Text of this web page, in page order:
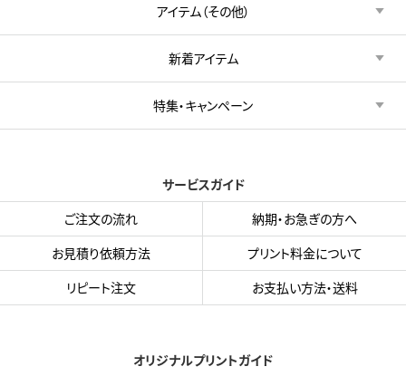
アイテム（その他）
新着アイテム
特集・キャンペーン
サービスガイド
ご注文の流れ
納期・お急ぎの方へ
お見積り依頼方法
プリント料金について
リピート注文
お支払い方法・送料
オリジナルプリントガイド